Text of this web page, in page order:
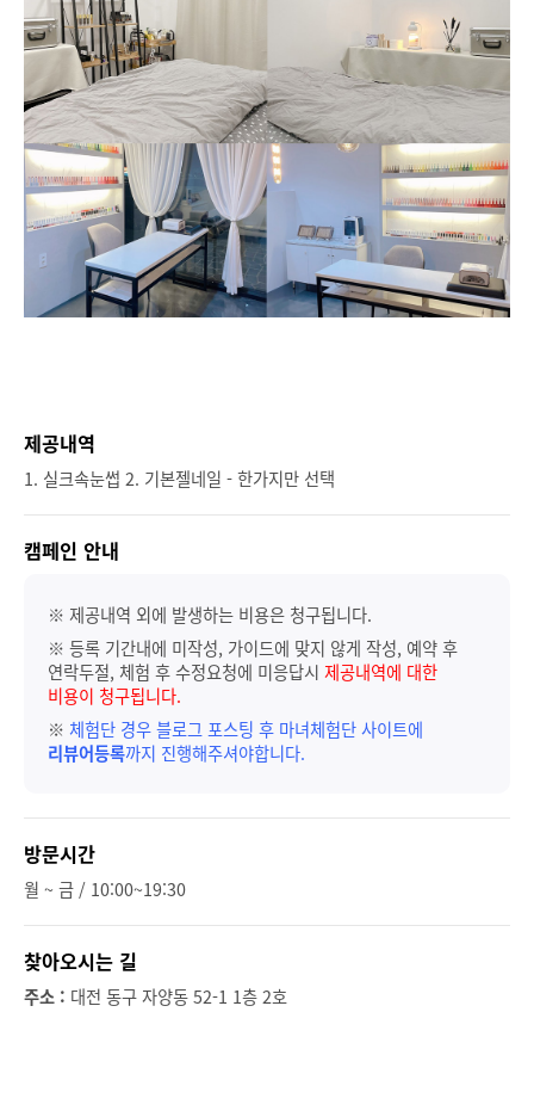
제공내역
1. 실크속눈썹 2. 기본젤네일 - 한가지만 선택
캠페인 안내
※ 제공내역 외에 발생하는 비용은 청구됩니다.
※ 등록 기간내에 미작성, 가이드에 맞지 않게 작성, 예약 후
연락두절, 체험 후 수정요청에 미응답시 제공내역에 대한
비용이 청구됩니다.
※ 체험단 경우 블로그 포스팅 후 마녀체험단 사이트에
리뷰어등록까지 진행해주셔야합니다.
방문시간
월 ~ 금 / 10:00~19:30
찾아오시는 길
주소 : 대전 동구 자양동 52-1 1층 2호